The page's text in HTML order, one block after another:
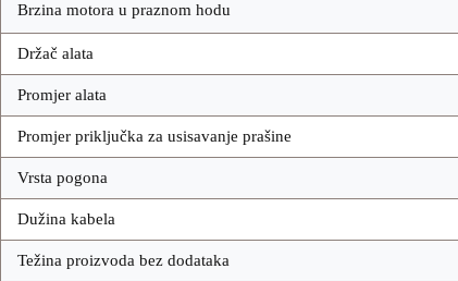
Brzina motora u praznom hodu
Držač alata
Promjer alata
Promjer priključka za usisavanje prašine
Vrsta pogona
Dužina kabela
Težina proizvoda bez dodataka